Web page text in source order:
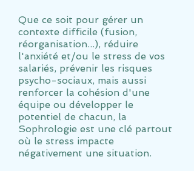
Que ce soit pour gérer un
contexte difficile (fusion,
réorganisation...), réduire
l'anxiété et/ou le stress de vos
salariés, prévenir les risques
psycho-sociaux, mais aussi
renforcer la cohésion d'une
équipe ou développer le
potentiel de chacun, la
Sophrologie est une clé partout
où le stress impacte
négativement une situation.​